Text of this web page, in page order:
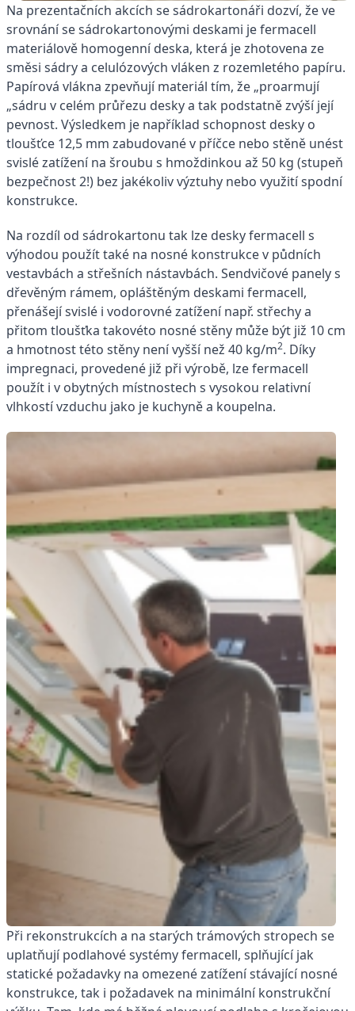
Na prezentačních akcích se sádrokartonáři dozví, že ve
srovnání se sádrokartonovými deskami je fermacell
materiálově homogenní deska, která je zhotovena ze
směsi sádry a celulózových vláken z rozemletého papíru.
Papírová vlákna zpevňují materiál tím, že „proarmují
„sádru v celém průřezu desky a tak podstatně zvýší její
pevnost. Výsledkem je například schopnost desky o
tloušťce 12,5 mm zabudované v příčce nebo stěně unést
svislé zatížení na šroubu s hmoždinkou až 50 kg (stupeň
bezpečnost 2!) bez jakékoliv výztuhy nebo využití spodní
konstrukce.
Na rozdíl od sádrokartonu tak lze desky fermacell s
výhodou použít také na nosné konstrukce v půdních
vestavbách a střešních nástavbách. Sendvičové panely s
dřevěným rámem, opláštěným deskami fermacell,
přenášejí svislé i vodorovné zatížení např. střechy a
přitom tloušťka takovéto nosné stěny může být již 10 cm
a hmotnost této stěny není vyšší než 40 kg/m2. Díky
impregnaci, provedené již při výrobě, lze fermacell
použít i v obytných místnostech s vysokou relativní
vlhkostí vzduchu jako je kuchyně a koupelna.
Při rekonstrukcích a na starých trámových stropech se
uplatňují podlahové systémy fermacell, splňující jak
statické požadavky na omezené zatížení stávající nosné
konstrukce, tak i požadavek na minimální konstrukční